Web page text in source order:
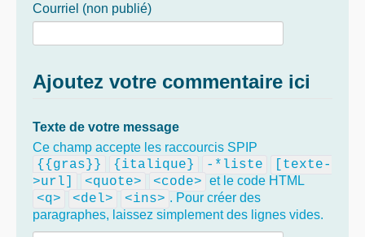
Courriel (non publié)
Ajoutez votre commentaire ici
Texte de votre message
Ce champ accepte les raccourcis SPIP
{{gras}} {italique} -*liste
[texte-
>url]
<quote> <code> et le code HTML
<q> <del> <ins> . Pour créer des
paragraphes, laissez simplement des lignes vides.